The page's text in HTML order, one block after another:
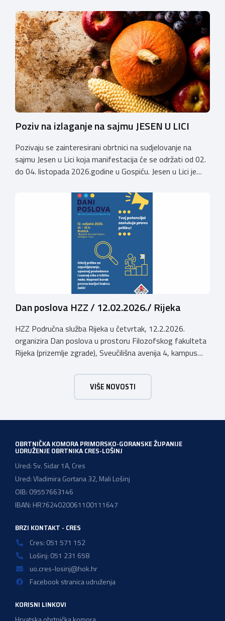
održati 12. rujna u Kongresnom centru na Zagrebačkom
velesajmu. Susret će i ove godine okupiti groomere,
stručnjake i zaljubljenike u njegu pasa iz cijele Hrvatske,
[…]
Poziv na izlaganje na sajmu JESEN U LICI
Pozivaju se zainteresirani obrtnici na sudjelovanje na
sajmu Jesen u Lici koja manifestacija će se održati od 02.
do 04. listopada 2026.godine u Gospiću. Jesen u Lici je
u Gospiću i prerasla je u najznačajnjiju gospodarsku,
kulturnu i etno manifestaciju na području Ličko-senjske
županije. Organizator izložbe […]
Dan poslova HZZ / 12.02.2026./ Rijeka
HZZ Područna služba Rijeka u četvrtak, 12.2.2026.
organizira Dan poslova u prostoru Filozofskog fakulteta
Rijeka (prizemlje zgrade), Sveučilišna avenija 4, kampus
sajamsko-edukativno događanje koje za cilj ima: Što Dan
poslova nudi: U okviru Dana poslova, HZZ, Područna
služba Rijeka održati će prezentaciju o mjerama […]
VIŠE NOVOSTI
OBRTNIČKA KOMORA PRIMORSKO-GORANSKE ŽUPANIJE
UDRUŽENJE OBRTNIKA CRES-LOŠINJ
Ured: Sv. Sidar 1A, Cres
Ured: Vladimira Gortana 32, Mali Lošinj
OIB: 09557663146
IBAN: HR7624020061100111647
BRZI KONTAKT - CRES
Cres: 051 571 152
Lošinj: 051 231 658
uo.cres-losinj@hok.hr
Facebook stranica udruženja
KORISNI LINKOVI